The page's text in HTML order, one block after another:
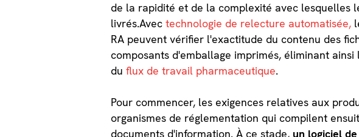
de la rapidité et de la complexité avec lesquelles
livrés.Avectechnologie de relecture automatisée,
RA peuvent vérifier l'exactitude du contenu des
composants d'emballage imprimés, éliminant
duflux de travail pharmaceutique.
Pour commencer, les exigences relatives aux
organismes de réglementation qui compilent
documents d'information. À ce stade, un logiciel